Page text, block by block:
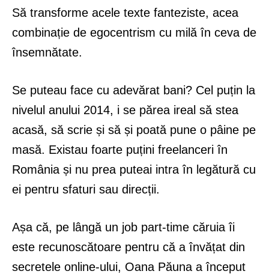
Să transforme acele texte fanteziste, acea
combinație de egocentrism cu milă în ceva de
însemnătate.
Se puteau face cu adevărat bani? Cel puțin la
nivelul anului 2014, i se părea ireal să stea
acasă, să scrie și să și poată pune o pâine pe
masă. Existau foarte puțini freelanceri în
România și nu prea puteai intra în legătură cu
ei pentru sfaturi sau direcții.
Așa că, pe lângă un job part-time căruia îi
este recunoscătoare pentru că a învățat din
secretele online-ului, Oana Păuna a început